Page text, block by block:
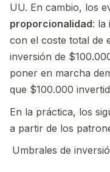
UU. En cambio, los
proporcionalidad: la
con el coste total de
inversión de
poner en marcha
que $100.000
En la práctica, los
a partir de los
Umbrales de